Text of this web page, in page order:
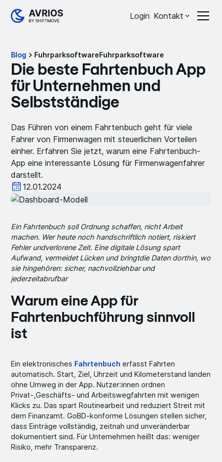
Login Kontakt
Blog FuhrparksoftwareFuhrparksoftware
Die beste Fahrtenbuch App
für Unternehmen und
Selbstständige
Das Führen von einem Fahrtenbuch geht für viele
Fahrer von Firmenwagen mit steuerlichen Vorteilen
einher. Erfahren Sie jetzt, warum eine Fahrtenbuch-
App eine interessante Lösung für Firmenwagenfahrer
darstellt.
12.01.2024
Ein Fahrtenbuch soll Ordnung schaffen, nicht Arbeit
machen. Wer heute noch handschriftlich notiert, riskiert
Fehler undverlorene Zeit. Eine digitale Lösung spart
Aufwand, vermeidet Lücken und bringtdie Daten dorthin, wo
sie hingehören: sicher, nachvollziehbar und
jederzeitabrufbar
Warum eine App für
Fahrtenbuchführung sinnvoll
ist
Ein elektronisches Fahrtenbuch erfasst Fahrten
automatisch. Start, Ziel, Uhrzeit und Kilometerstand landen
ohne Umweg in der App. Nutzer:innen ordnen
Privat-,Geschäfts- und Arbeitswegfahrten mit wenigen
Klicks zu. Das spart Routinearbeit und reduziert Streit mit
dem Finanzamt. GoBD-konforme Lösungen stellen sicher,
dass Einträge vollständig, zeitnah und unveränderbar
dokumentiert sind. Für Unternehmen heißt das: weniger
Risiko, mehr Transparenz.